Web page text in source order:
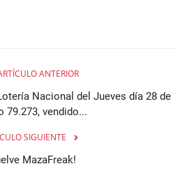
ANTERIOR
Nacional del Jueves día 28 de
79.273, vendido...
SIGUIENTE
MazaFreak!